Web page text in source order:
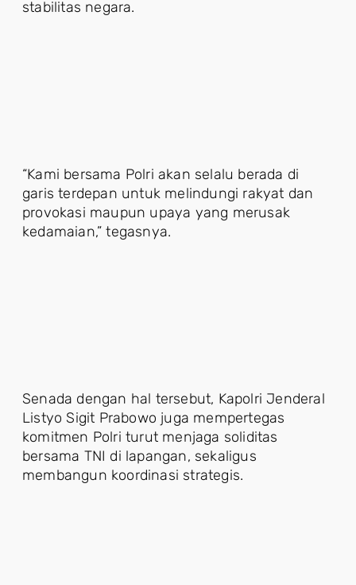
stabilitas negara.
“Kami bersama Polri akan selalu berada di
garis terdepan untuk melindungi rakyat dan
provokasi maupun upaya yang merusak
kedamaian,” tegasnya.
Senada dengan hal tersebut, Kapolri Jenderal
Listyo Sigit Prabowo juga mempertegas
komitmen Polri turut menjaga soliditas
bersama TNI di lapangan, sekaligus
membangun koordinasi strategis.